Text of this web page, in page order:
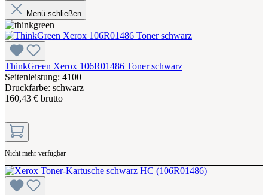
Menü schließen
ThinkGreen Xerox 106R01486 Toner schwarz
Seitenleistung: 4100
Druckfarbe: schwarz
160,43 € brutto
Nicht mehr verfügbar